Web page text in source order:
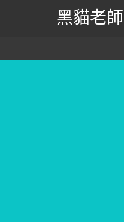
黑貓老